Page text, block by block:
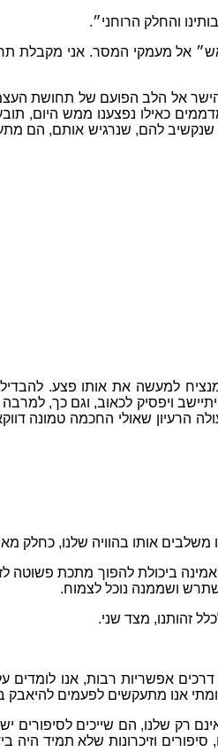
והחלק הרוחני״.
אל מעמקי המסר.אני מקבלת
אל הלב הפועם של תחושת
כאילו נפצענו ממש היום,
שנקשיב להם, שנרגיש אותם, הם
למעשה את אותו פצע.
ויפסיק לכאוב, וגם כך,למרבה
הרעיון שאולי החכמה טמונה
משלבים אותו בהוויה שלנו, כחלק
ביכולת להפוך מתכת פשוטה
ושממנה נוכל לצמוח.
זהותנו, מצד שני.
אפשריות רבות,אנו לומדים
ומתי אנו מתעקשים לפעמים
רק שלנו, הם שייכים לסיפורים
, סיפורים וזיכרונות שלא תמיד היה